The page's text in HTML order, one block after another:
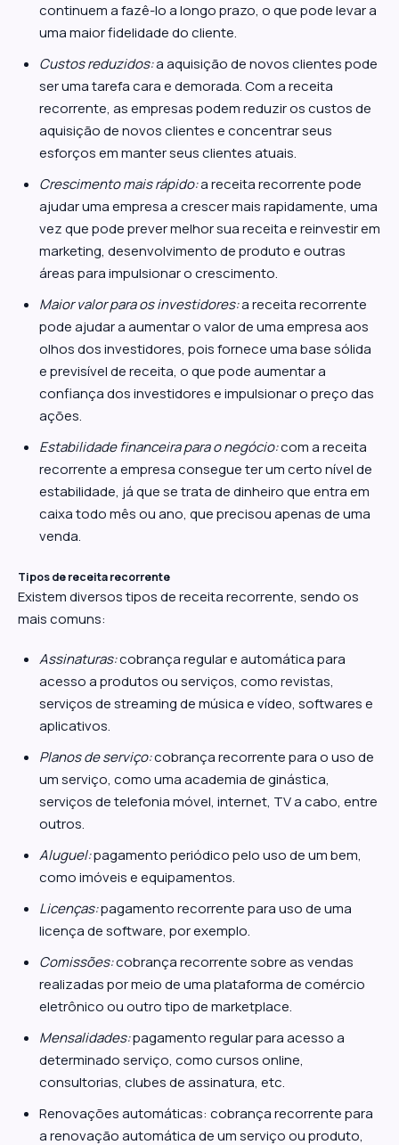
continuem a fazê-lo a longo prazo, o que pode levar a
uma maior fidelidade do cliente.
Custos reduzidos:a aquisição de novos clientes pode
ser uma tarefa cara e demorada. Com a receita
recorrente, as empresas podem reduzir os custos de
aquisição de novos clientes e concentrar seus
esforços em manter seus clientes atuais.
Crescimento mais rápido:a receita recorrente pode
ajudar uma empresa a crescer mais rapidamente, uma
vez que pode prever melhor sua receita e reinvestir em
marketing, desenvolvimento de produto e outras
áreas para impulsionar o crescimento.
Maior valor para os investidores:a receita recorrente
pode ajudar a aumentar o valor de uma empresa aos
olhos dos investidores, pois fornece uma base sólida
e previsível de receita, o que pode aumentar a
confiança dos investidores e impulsionar o preço das
ações.
Estabilidade financeira para o negócio:com a receita
recorrente a empresa consegue ter um certo nível de
estabilidade, já que se trata de dinheiro que entra em
caixa todo mês ou ano, que precisou apenas de uma
venda.
Tipos de receita recorrente
Existem diversos tipos de receita recorrente, sendo os
mais comuns:
Assinaturas:cobrança regular e automática para
acesso a produtos ou serviços, como revistas,
serviços de streaming de música e vídeo, softwares e
aplicativos.
Planos de serviço:cobrança recorrente para o uso de
um serviço, como uma academia de ginástica,
serviços de telefonia móvel, internet, TV a cabo, entre
outros.
Aluguel:pagamento periódico pelo uso de um bem,
como imóveis e equipamentos.
Licenças:pagamento recorrente para uso de uma
licença de software, por exemplo.
Comissões:cobrança recorrente sobre as vendas
realizadas por meio de uma plataforma de comércio
eletrônico ou outro tipo de marketplace.
Mensalidades:pagamento regular para acesso a
determinado serviço, como cursos online,
consultorias, clubes de assinatura, etc.
Renovações automáticas: cobrança recorrente para
a renovação automática de um serviço ou produto,